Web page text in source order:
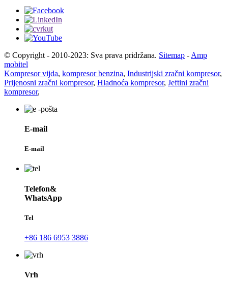
© Copyright - 2010-2023: Sva prava pridržana. Sitemap - Amp
mobitel
Kompresor vijda, kompresor benzina, Industrijski zračni kompresor,
Prijenosni zračni kompresor, Hladnoća kompresor, Jeftini zračni
kompresor,
E-mail
E-mail
Telefon&
WhatsApp
Tel
+86 186 6953 3886
Vrh